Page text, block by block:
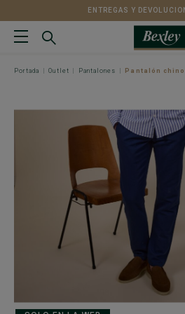
ENTREGAS Y
Portada Outlet Pantalones Pantalón chino